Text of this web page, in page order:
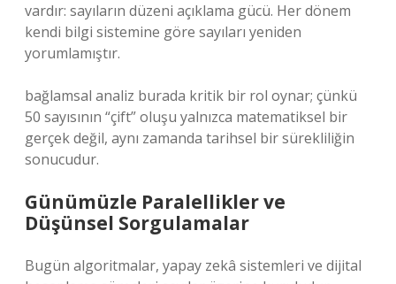
vardır: sayıların düzeni açıklama gücü. Her dönem
kendi bilgi sistemine göre sayıları yeniden
yorumlamıştır.
bağlamsal analiz burada kritik bir rol oynar; çünkü
50 sayısının “çift” oluşu yalnızca matematiksel bir
gerçek değil, aynı zamanda tarihsel bir sürekliliğin
sonucudur.
Günümüzle Paralellikler ve
Düşünsel Sorgulamalar
Bugün algoritmalar, yapay zekâ sistemleri ve dijital